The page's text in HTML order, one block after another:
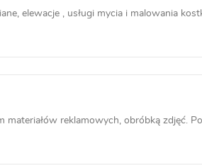
elewacje , usługi mycia i malowania
materiałów reklamowych, obróbką zdjęć.